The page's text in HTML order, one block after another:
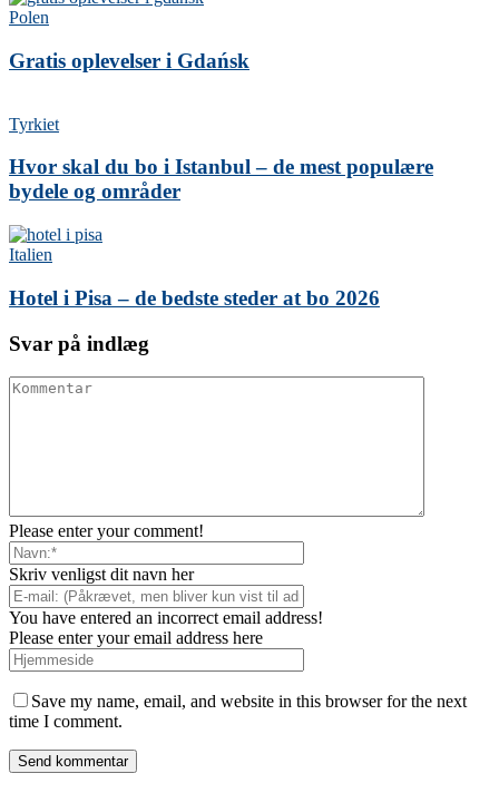
Polen
Gratis oplevelser i Gdańsk
Tyrkiet
Hvor skal du bo i Istanbul – de mest populære
bydele og områder
Italien
Hotel i Pisa – de bedste steder at bo 2026
Svar på indlæg
Please enter your comment!
Skriv venligst dit navn her
You have entered an incorrect email address!
Please enter your email address here
Save my name, email, and website in this browser for the next
time I comment.